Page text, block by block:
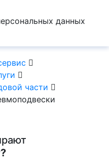
данных
части